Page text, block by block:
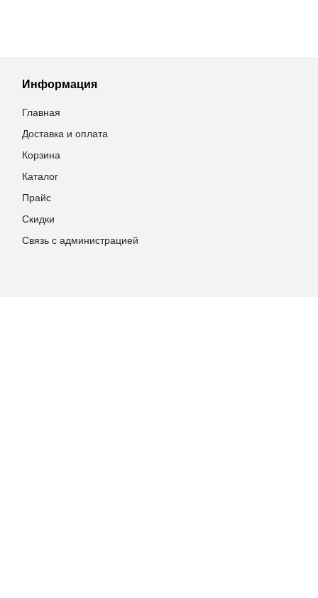
Информация
Главная
Доставка и оплата
Корзина
Каталог
Прайс
Скидки
Связь с администрацией